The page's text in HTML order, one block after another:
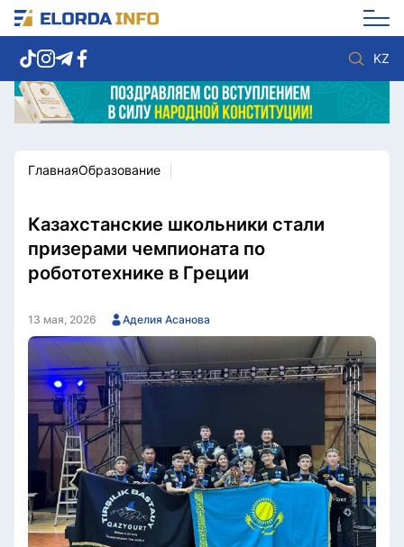
KZ
Новости столицы
Политика
Спорт
Культура
Видео
Мир
Послание
Служба Комплаенс
ГлавнаяОбразование
Казахстанские школьники стали
призерами чемпионата по
робототехнике в Греции
13 мая, 2026 Аделия Асанова